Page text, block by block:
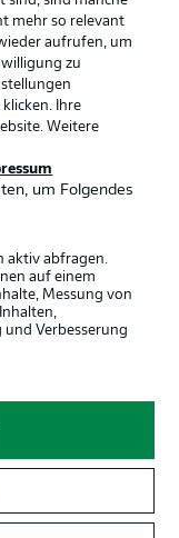
mehr so relevant
aufrufen, um
zu
Ihre
Weitere
um Folgendes
aktiv abfragen.
auf einem
Messung von
Verbesserung